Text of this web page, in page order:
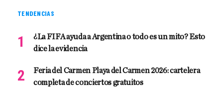
TENDENCIAS
¿La FIFA ayuda a Argentina o todo es un mito? Esto
dice la evidencia
Feria del Carmen Playa del Carmen 2026: cartelera
completa de conciertos gratuitos